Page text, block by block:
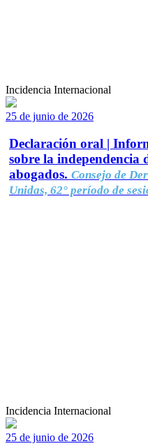
Incidencia Internacional
25 de junio de 2026
Declaración oral |
sobre la independencia
abogados. Consejo de
Unidas, 62° período de
Incidencia Internacional
25 de junio de 2026